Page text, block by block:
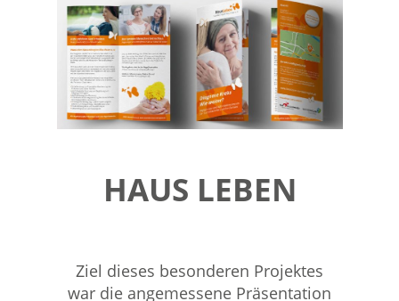
HAUS LEBEN
Ziel dieses besonderen Projektes
war die angemessene Präsentation